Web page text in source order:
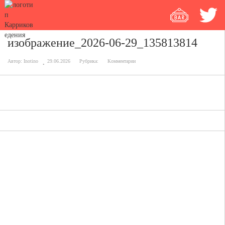
изображение_2026-06-29_135813814
Автор: Inotino 29.06.2026 Рубрика: Комментарии